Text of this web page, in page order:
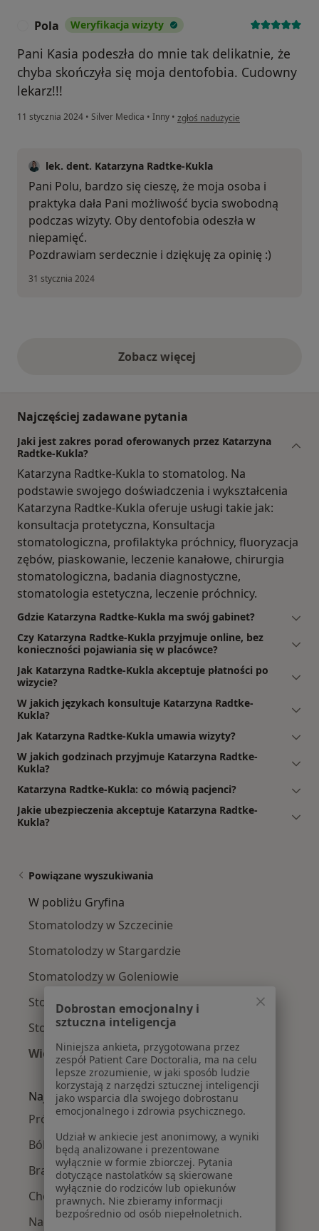
Pola Weryfikacja wizyty
Pani Kasia podeszła do mnie tak delikatnie, że
chyba skończyła się moja dentofobia. Cudowny
lekarz!!!
11 stycznia 2024 • Silver Medica • Inny • w opinii użytkownika Pola
zgłoś nadużycie
lek. dent. Katarzyna Radtke-Kukla
Pani Polu, bardzo się cieszę, że moja osoba i
praktyka dała Pani możliwość bycia swobodną
podczas wizyty. Oby dentofobia odeszła w
niepamięć.
Pozdrawiam serdecznie i dziękuję za opinię :)
31 stycznia 2024
Zobacz więcejopinie powyżej
Najczęściej zadawane pytania
Jaki jest zakres porad oferowanych przez Katarzyna
Radtke-Kukla?
Katarzyna Radtke-Kukla to stomatolog. Na
podstawie swojego doświadczenia i wykształcenia
Katarzyna Radtke-Kukla oferuje usługi takie jak:
konsultacja protetyczna, Konsultacja
stomatologiczna, profilaktyka próchnicy, fluoryzacja
zębów, piaskowanie, leczenie kanałowe, chirurgia
stomatologiczna, badania diagnostyczne,
stomatologia estetyczna, leczenie próchnicy.
Gdzie Katarzyna Radtke-Kukla ma swój gabinet?
Czy Katarzyna Radtke-Kukla przyjmuje online, bez
konieczności pojawiania się w placówce?
Jak Katarzyna Radtke-Kukla akceptuje płatności po
wizycie?
W jakich językach konsultuje Katarzyna Radtke-
Kukla?
Jak Katarzyna Radtke-Kukla umawia wizyty?
W jakich godzinach przyjmuje Katarzyna Radtke-
Kukla?
Katarzyna Radtke-Kukla: co mówią pacjenci?
Jakie ubezpieczenia akceptuje Katarzyna Radtke-
Kukla?
Powiązane wyszukiwania
W pobliżu Gryfina
Stomatolodzy w Szczecinie
Stomatolodzy w Stargardzie
Stomatolodzy w Goleniowie
Stomatolodzy w Policach
Stomatolodzy w Mierzynie
Więcej (10)
Więcej w kategorii: W pobliżu Gryfina
Najczęście leczone choroby
Próchnica w Gryfinie
Ból zęba w Gryfinie
Braki zębowe w Gryfinie
Choroby miazgi w Gryfinie
Nadwrażliwość zębów w Gryfinie
Dobrostan emocjonalny i
sztuczna inteligencja
Niniejsza ankieta, przygotowana przez
zespół Patient Care Doctoralia, ma na celu
lepsze zrozumienie, w jaki sposób ludzie
korzystają z narzędzi sztucznej inteligencji
jako wsparcia dla swojego dobrostanu
emocjonalnego i zdrowia psychicznego.
Udział w ankiecie jest anonimowy, a wyniki
będą analizowane i prezentowane
wyłącznie w formie zbiorczej. Pytania
dotyczące nastolatków są skierowane
wyłącznie do rodziców lub opiekunów
prawnych. Nie zbieramy informacji
bezpośrednio od osób niepełnoletnich.